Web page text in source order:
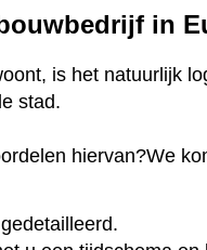
in
is het natuurlijk
stad.
hiervan?We